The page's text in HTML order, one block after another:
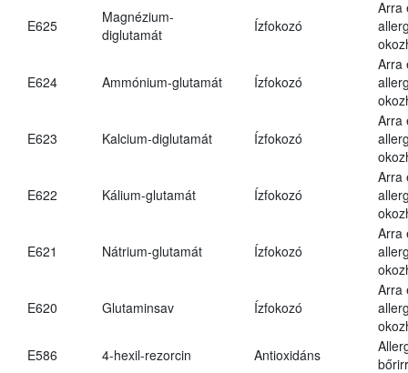
E625
Magnézium-
diglutamát
Ízfokozó
Arra
E624 Ammónium-glutamát Ízfokozó
Arra
E623 Kalcium-diglutamát Ízfokozó
Arra
E622 Kálium-glutamát Ízfokozó
Arra
E621 Nátrium-glutamát Ízfokozó
Arra
E620 Glutaminsav Ízfokozó
Arra
E586
4-hexil-rezorcin Antioxidáns